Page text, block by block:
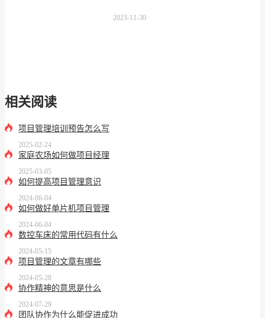
2023-11-30
相关阅读
项目管理培训预告怎么写
2025-02-24
家庭农场如何做项目经理
2025-03-05
如何提高项目管理意识
2024-06-04
如何做好单片机项目管理
2024-06-04
数控车床的常用代码有什么
2024-05-15
项目管理的文章有哪些
2024-05-28
协作精神的意思是什么
2024-07-29
团队协作为什么能促进成功